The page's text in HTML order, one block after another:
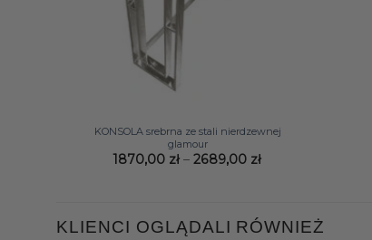
KONSOLA srebrna ze stali nierdzewnej
glamour
1870,00 zł – 2689,00 złZakres
2689,00 zł
KLIENCI OGLĄDALI RÓWNIEŻ